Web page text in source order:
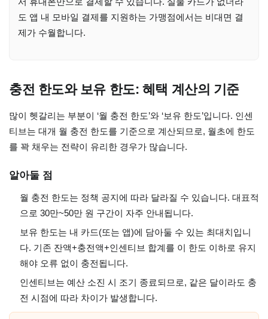
도 앱 내 모바일 결제를 지원하는 가맹점에서는 비대면 결
제가 수월합니다.
충전 한도와 보유 한도: 혜택 계산의 기준
많이 헷갈리는 부분이 ‘월 충전 한도’와 ‘보유 한도’입니다. 인센
티브는 대개 월 충전 한도를 기준으로 계산되므로, 월초에 한도
를 꽉 채우는 전략이 유리한 경우가 많습니다.
알아둘 점
월 충전 한도는 정책 공지에 따라 달라질 수 있습니다. 대표적
으로 30만~50만 원 구간이 자주 안내됩니다.
보유 한도는 내 카드(또는 앱)에 담아둘 수 있는 최대치입니
다. 기존 잔액+충전액+인센티브 합계를 이 한도 이하로 유지
해야 오류 없이 충전됩니다.
인센티브는 예산 소진 시 조기 종료되므로, 같은 달이라도 충
전 시점에 따라 차이가 발생합니다.